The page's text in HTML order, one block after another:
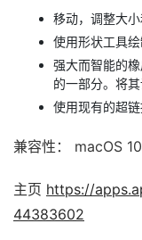
移动，调整大
使用形状工具
强大而智能的
的一部分。将
使用现有的超
兼容性： macOS
主页 https://
44383602